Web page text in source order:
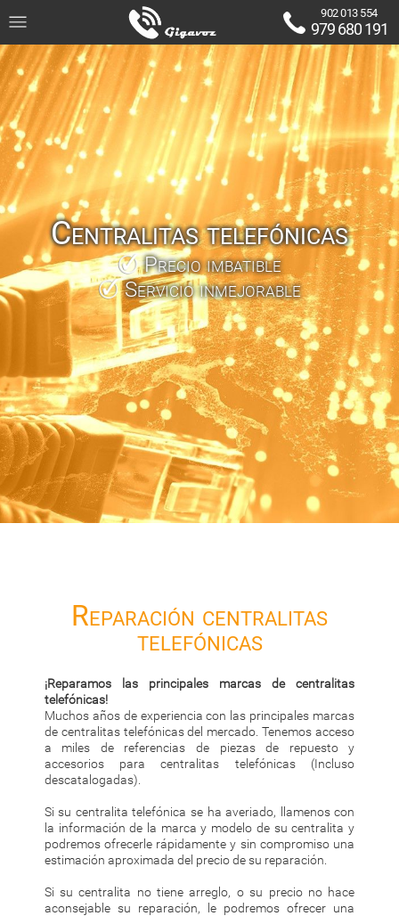
902 013 554
979 680 191
Centralitas telefónicas
Precio imbatible
Servicio inmejorable
Reparación centralitas
telefónicas
¡Reparamos las principales marcas de centralitas
telefónicas!
Muchos años de experiencia con las principales marcas
de centralitas telefónicas del mercado. Tenemos acceso
a miles de referencias de piezas de repuesto y
accesorios para centralitas telefónicas (Incluso
descatalogadas).
Si su centralita telefónica se ha averiado, llamenos con
la información de la marca y modelo de su centralita y
podremos ofrecerle rápidamente y sin compromiso una
estimación aproximada del precio de su reparación.
Si su centralita no tiene arreglo, o su precio no hace
aconsejable su reparación, le podremos ofrecer una